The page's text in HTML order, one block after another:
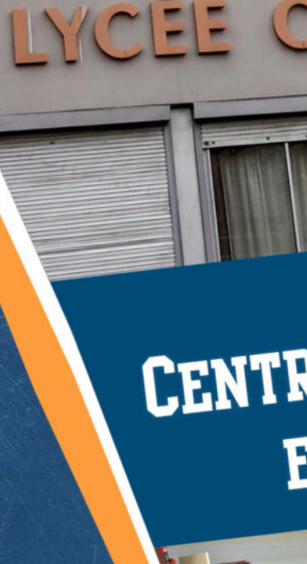
KULT – THE DRIVER – LIVE STREAM
5 août 2026
LES LAMES DU CARDINAL #04 – Le Bal
de Cinq Mars
3 août 2026
HORREUR LIMINALE – CAMP